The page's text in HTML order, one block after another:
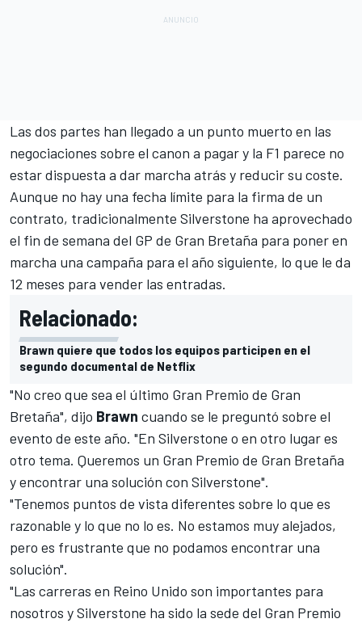
Las dos partes han llegado a un punto muerto en las
negociaciones sobre el canon a pagar y la F1 parece no
estar dispuesta a dar marcha atrás y reducir su coste.
Aunque no hay una fecha límite para la firma de un
contrato, tradicionalmente Silverstone ha aprovechado
el fin de semana del GP de Gran Bretaña para poner en
marcha una campaña para el año siguiente, lo que le da
12 meses para vender las entradas.
Relacionado:
Brawn quiere que todos los equipos participen en el
segundo documental de Netflix
"No creo que sea el último Gran Premio de Gran
Bretaña", dijo Brawn cuando se le preguntó sobre el
evento de este año. "En Silverstone o en otro lugar es
otro tema. Queremos un Gran Premio de Gran Bretaña
y encontrar una solución con Silverstone".
"Tenemos puntos de vista diferentes sobre lo que es
razonable y lo que no lo es. No estamos muy alejados,
pero es frustrante que no podamos encontrar una
solución".
"Las carreras en Reino Unido son importantes para
nosotros y Silverstone ha sido la sede del Gran Premio